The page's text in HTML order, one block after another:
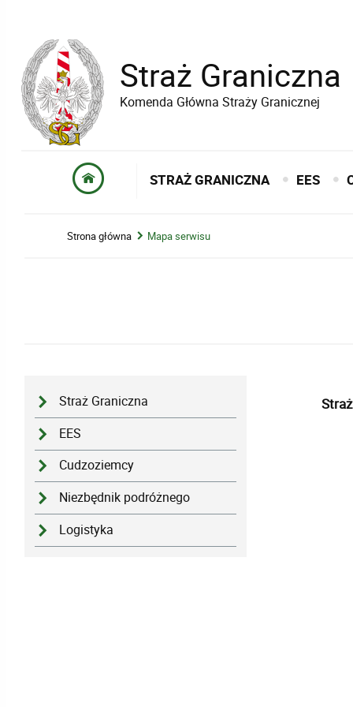
Straż Graniczna
Komenda Główna Straży Granicznej
STRAŻ GRANICZNA EES
Strona główna Mapa serwisu
Straż Graniczna
EES
Cudzoziemcy
Niezbędnik podróżnego
Logistyka